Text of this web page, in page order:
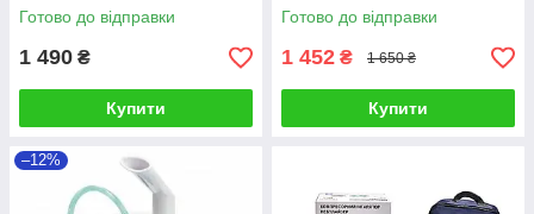
Готово до відправки
1 490 ₴
Купити
Готово до відправки
1 452 ₴ 1 650 ₴
Купити
–12%